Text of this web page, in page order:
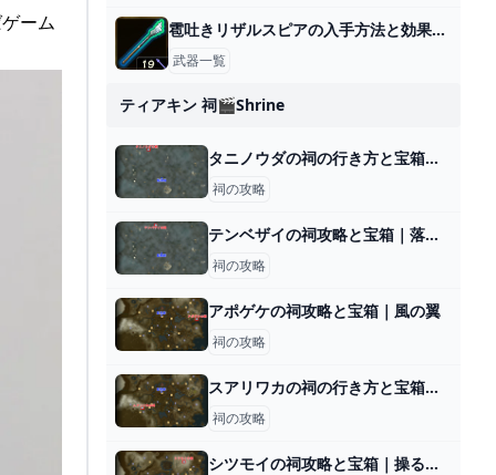
ーム 雹吐きリザルスピアの入手方法と効果性能
武器一覧
ティアキン 祠🎬shrine
タニノウダの祠の行き方と宝箱｜ラウルの祝福
祠の攻略
テンベザイの祠攻略と宝箱｜落下速度
祠の攻略
アポゲケの祠攻略と宝箱｜風の翼
祠の攻略
スアリワカの祠の行き方と宝箱｜ラウルの祝福
祠の攻略
シツモイの祠攻略と宝箱｜操るもの